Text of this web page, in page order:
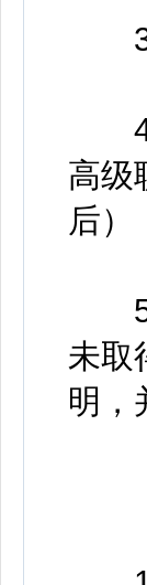
3.
高级
后）
5.
未取
明，
（